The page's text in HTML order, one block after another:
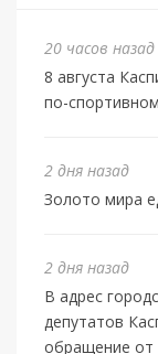
20 часов назад
8 августа
по-
2 дня назад
Золото мира
2 дня назад
В адрес
депутатов
обращение от